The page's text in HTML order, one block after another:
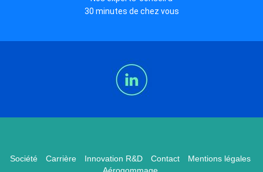
30 minutes de chez vous
Société Carrière Innovation R&D Contact
Mentions légales